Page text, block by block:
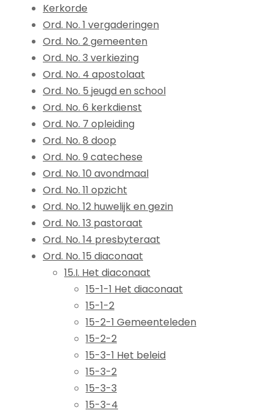
Kerkorde
Ord. No. 1 vergaderingen
Ord. No. 2 gemeenten
Ord. No. 3 verkiezing
Ord. No. 4 apostolaat
Ord. No. 5 jeugd en school
Ord. No. 6 kerkdienst
Ord. No. 7 opleiding
Ord. No. 8 doop
Ord. No. 9 catechese
Ord. No. 10 avondmaal
Ord. No. 11 opzicht
Ord. No. 12 huwelijk en gezin
Ord. No. 13 pastoraat
Ord. No. 14 presbyteraat
Ord. No. 15 diaconaat
15.I. Het diaconaat
15-1-1 Het diaconaat
15-1-2
15-2-1 Gemeenteleden
15-2-2
15-3-1 Het beleid
15-3-2
15-3-3
15-3-4